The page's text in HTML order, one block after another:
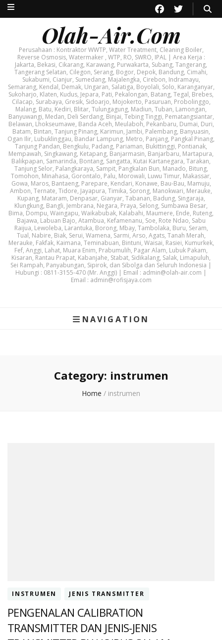
Olah-Air.Com
Perusahaan : Kontraktor WWTP, Water Treatment, Cleaning Boiler,
Reverse Osmosis, Watermaker , WTP, RO, SWRO, IPAL | Area Kerja :
Jakarta, Bekasi, Cikarang, Karawang, Purwakarta, Subang, Tangerang,
Tangerang Selatan, Cilegon, Serang, Bogor, Depok, Bandung, Cimahi,
Sukabumi, Cianjur, Sumedang, Majalengka, Cirebon, Indramayu,
Semarang, Kendal, Demak, Ungaran, Salatiga, Boyolali, Solo, Karanganyar,
Sukoharjo, Klaten, Kudus, Jepara, Pati, Pekalongan, Batang, Tegal, Brebes,
Cilacap, Surabaya, Gresik, Sidoarjo, Mojokerto, Pasuruan, Probolinggo,
Malang, Batu, Kediri, Blitar, Tulungagung, Madiun, Tuban, Lamongan,
Banyuwangi, Medan, Deli Serdang, Binjai, Tebing Tinggi, Pematangsiantar,
Belawan, Lhokseumawe, Banda Aceh, Meulaboh, Pekanbaru, Dumai, Duri,
Batam, Bintan, Tanjung Pinang, Karimun, Jambi, Palembang, Banyuasin,
Ogan Ilir, Lubuklinggau, Bandar Lampung, Metro, Panjang, Pangkal Pinang,
Tanjung Pandan, Bengkulu, Padang, Pariaman, Bukittinggi, Pontianak,
Mempawah, Singkawang, Ketapang, Banjarmasin, Banjarbaru, Martapura,
Balikpapan, Samarinda, Bontang, Sangatta, Kutai Kartanegara, Tarakan,
Tanjung Selor, Palangkaraya, Sampit, Pangkalan Bun, Manado, Bitung,
Tomohon, Minahasa, Gorontalo, Palu, Morowali, Luwu Timur, Makassar,
Gowa, Maros, Bantaeng, Parepare, Kendari, Konawe, Bau-Bau, Mamuju,
Ambon, Ternate, Tidore, Jayapura, Timika, Sorong, Manokwari, Merauke,
Kupang, Mataram, Denpasar, Gianyar, Tabanan, Badung, Singaraja,
Klungkung, Bangli, Jembrana, Negara, Praya, Selong, Sumbawa Besar,
Bima, Dompu, Waingapu, Waikabubak, Kalabahi, Maumere, Ende, Ruteng,
Bajawa, Labuan Bajo, Atambua, Kefamenanu, Soe, Rote Ndao, Sabu
Raijua, Lewoleba, Larantuka, Borong, Mbay, Tambolaka, Buru, Seram,
Tual, Nabire, Biak, Serui, Wamena, Sarmi, Arso, Agats, Tanah Merah,
Merauke, Fakfak, Kaimana, Teminabuan, Bintuni, Waisai, Rasiei, Kumurkek,
Fef, Anggi, Lahat, Muara Enim, Prabumulih, Pagar Alam, Lubuk Pakam,
Kisaran, Rantau Prapat, Kabanjahe, Stabat, Sidikalang, Salak, Limapuluh,
Sei Rampah, Panyabungan, Sipirok, dan Sibolga dan Seluruh Indonesia |
Hubungi : 0811-3155-470 (Mr. Anggi) | Email : admin@olah-air.com |
Email : admin@rofisjaya.com
NAVIGATION
Category: instrumen
Home / instrumen
INSTRUMEN JENIS TRANSMITTER
PENGENALAN CALIBRATION
TRANSMITTER DAN JENIS-JENIS